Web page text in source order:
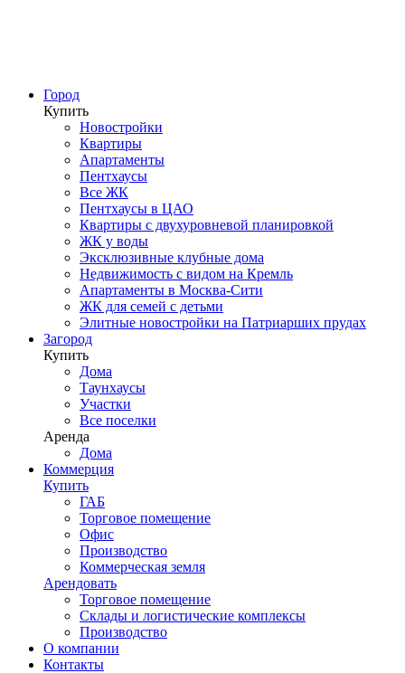
Город
Купить
Новостройки
Квартиры
Апартаменты
Пентхаусы
Все ЖК
Пентхаусы в ЦАО
Квартиры с двухуровневой планировкой
ЖК у воды
Эксклюзивные клубные дома
Недвижимость с видом на Кремль
Апартаменты в Москва-Сити
ЖК для семей с детьми
Элитные новостройки на Патриарших прудах
Загород
Купить
Дома
Таунхаусы
Участки
Все поселки
Аренда
Дома
Коммерция
Купить
ГАБ
Торговое помещение
Офис
Производство
Коммерческая земля
Арендовать
Торговое помещение
Склады и логистические комплексы
Производство
О компании
Контакты